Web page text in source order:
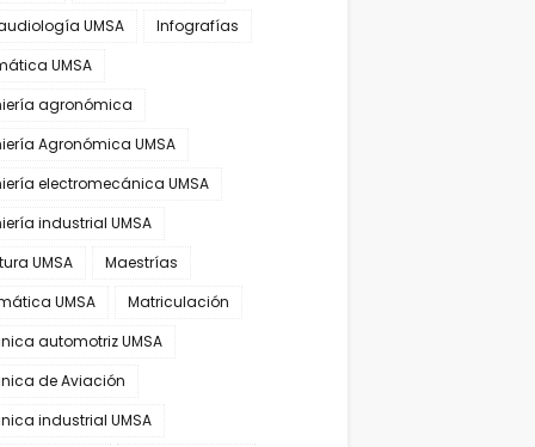
UMSA
Infografías
UMSA
agronómica
Agronómica UMSA
electromecánica UMSA
industrial UMSA
UMSA
Maestrías
UMSA
Matriculación
automotriz UMSA
de Aviación
industrial UMSA